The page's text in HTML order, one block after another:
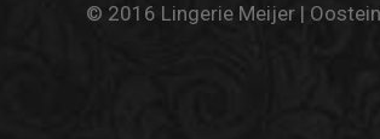
© 2016 Lingerie Meijer |